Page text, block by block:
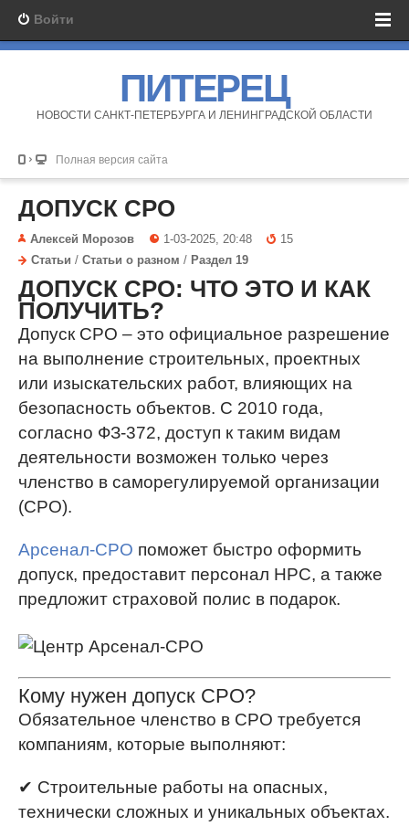
Войти
ПИТЕРЕЦ
НОВОСТИ САНКТ-ПЕТЕРБУРГА И ЛЕНИНГРАДСКОЙ ОБЛАСТИ
Полная версия сайта
ДОПУСК СРО
Алексей Морозов 1-03-2025, 20:48
15
Статьи / Статьи о разном / Раздел 19
ДОПУСК СРО: ЧТО ЭТО И КАК
ПОЛУЧИТЬ?
Допуск СРО – это официальное разрешение
на выполнение строительных, проектных
или изыскательских работ, влияющих на
безопасность объектов. С 2010 года,
согласно ФЗ-372, доступ к таким видам
деятельности возможен только через
членство в саморегулируемой организации
(СРО).
Арсенал-СРО поможет быстро оформить
допуск, предоставит персонал НРС, а также
предложит страховой полис в подарок.
Кому нужен допуск СРО?
Обязательное членство в СРО требуется
компаниям, которые выполняют:
✔ Строительные работы на опасных,
технически сложных и уникальных объектах.